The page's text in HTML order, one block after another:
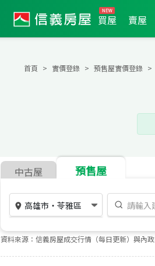
買屋 賣屋
首頁 實價登錄 預售屋實價登錄
中古屋 預售屋
高雄市 ・ 苓雅區
資料來源：信義房屋成交行情（每日更新）與內